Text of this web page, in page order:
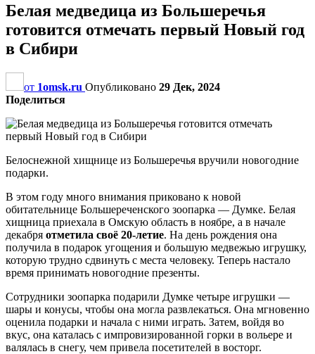
Белая медведица из Большеречья
готовится отмечать первый Новый год
в Сибири
от 1omsk.ru Опубликовано 29 Дек, 2024
Поделиться
Белоснежной хищнице из Большеречья вручили новогодние
подарки.
В этом году много внимания приковано к новой
обитательнице Большереченского зоопарка — Думке. Белая
хищница приехала в Омскую область в ноябре, а в начале
декабря отметила своё 20-летие. На день рождения она
получила в подарок угощения и большую медвежью игрушку,
которую трудно сдвинуть с места человеку. Теперь настало
время принимать новогодние презенты.
Сотрудники зоопарка подарили Думке четыре игрушки —
шары и конусы, чтобы она могла развлекаться. Она мгновенно
оценила подарки и начала с ними играть. Затем, войдя во
вкус, она каталась с импровизированной горки в вольере и
валялась в снегу, чем привела посетителей в восторг.